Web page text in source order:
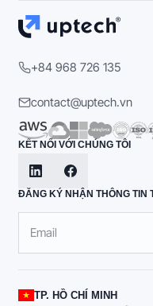
+84 968 726 135
contact@uptech.vn
KẾT NỐI VỚI CHÚNG TÔI
ĐĂNG KÝ NHẬN THÔNG TIN
TP. HỒ CHÍ MINH